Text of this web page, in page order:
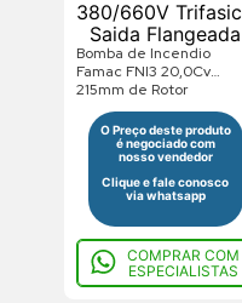
Bomba de Incendio
Famac FNI3 20,0Cv
215mm de Rotor
380/660V Trifasico Saida
Flangeada
O Preço deste produto
é negociado com
nosso vendedor
Clique e fale conosco
via whatsapp
COMPRAR COM
ESPECIALISTAS